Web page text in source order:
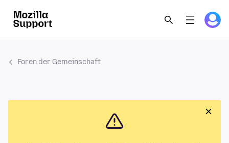
Foren der Gemeinschaft